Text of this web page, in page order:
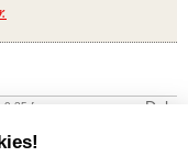
f m
Dela
Vi väljer ut